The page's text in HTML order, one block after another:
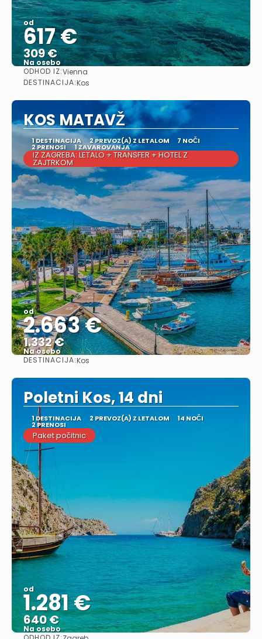
od
617 €
309 €
Na osebo
ODHOD IZ:Vienna
DESTINACIJA:Kos
KOS MATAVŽ
1 DESTINACIJA 2 PREVOZ(A) Z LETALOM 7 NOČI
2 PRENOSI 1 ZAVAROVANJA
IZ ZAGREBA: LETALO + TRANSFER + HOTEL Z
ZAJTRKOM
od
2.663 €
1.332 €
Na osebo
DESTINACIJA:Kos
Poletni Kos, 14 dni
1 DESTINACIJA 2 PREVOZ(A) Z LETALOM 14 NOČI
2 PRENOSI
Paket počitnic
od
1.281 €
640 €
Na osebo